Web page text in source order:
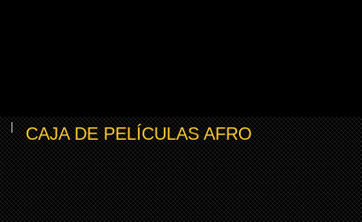
CAJA DE PELÍCULAS AFRO